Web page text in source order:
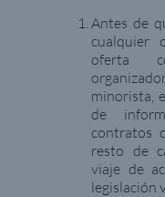
Antes de
cualquier
oferta
minorista,
de
contratos
resto de
viaje de
legislación